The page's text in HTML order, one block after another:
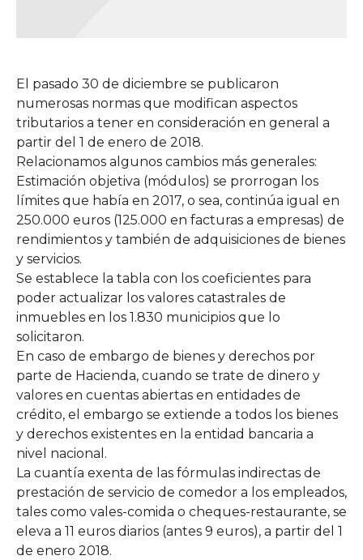
El pasado 30 de diciembre se publicaron
numerosas normas que modifican aspectos
tributarios a tener en consideración en general a
partir del 1 de enero de 2018.
Relacionamos algunos cambios más generales:
Estimación objetiva (módulos) se prorrogan los
límites que había en 2017, o sea, continúa igual en
250.000 euros (125.000 en facturas a empresas) de
rendimientos y también de adquisiciones de bienes
y servicios.
Se establece la tabla con los coeficientes para
poder actualizar los valores catastrales de
inmuebles en los 1.830 municipios que lo
solicitaron.
En caso de embargo de bienes y derechos por
parte de Hacienda, cuando se trate de dinero y
valores en cuentas abiertas en entidades de
crédito, el embargo se extiende a todos los bienes
y derechos existentes en la entidad bancaria a
nivel nacional.
La cuantía exenta de las fórmulas indirectas de
prestación de servicio de comedor a los empleados,
tales como vales-comida o cheques-restaurante, se
eleva a 11 euros diarios (antes 9 euros), a partir del 1
de enero 2018.